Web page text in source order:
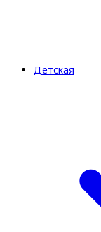
Детская